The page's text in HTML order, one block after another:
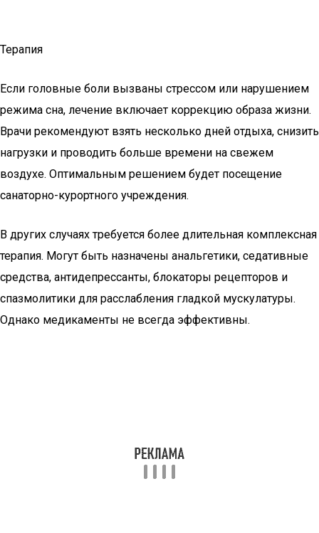
Терапия
Если головные боли вызваны стрессом или нарушением
режима сна, лечение включает коррекцию образа жизни.
Врачи рекомендуют взять несколько дней отдыха, снизить
нагрузки и проводить больше времени на свежем
воздухе. Оптимальным решением будет посещение
санаторно-курортного учреждения.
В других случаях требуется более длительная комплексная
терапия. Могут быть назначены анальгетики, седативные
средства, антидепрессанты, блокаторы рецепторов и
спазмолитики для расслабления гладкой мускулатуры.
Однако медикаменты не всегда эффективны.